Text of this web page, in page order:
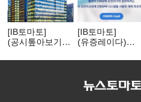
[IB토마토]
(공시톺아보기)
바로 매출로
[IB토마토]
(유증레이다)
3분의 1 토막…
비용부터 챙긴다